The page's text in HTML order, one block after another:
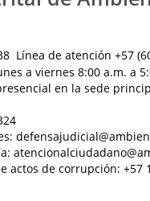
Línea de atención +57
a viernes 8:00 a.m. a
en la sede
actos de corrupción: +57